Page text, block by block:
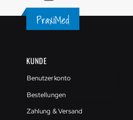
KUNDE
Benutzerkonto
Bestellungen
Zahlung & Versand